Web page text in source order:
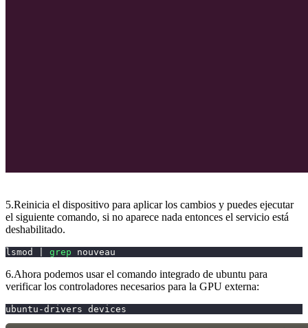
5.Reinicia el dispositivo para aplicar los cambios y puedes ejecutar
el siguiente comando, si no aparece nada entonces el servicio está
deshabilitado.
lsmod grep nouveau
6.Ahora podemos usar el comando integrado de ubuntu para
verificar los controladores necesarios para la GPU externa:
ubuntu-drivers devices